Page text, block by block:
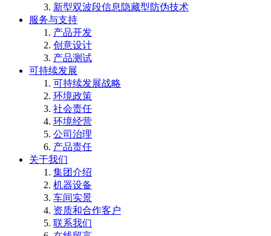
新型双波段信息隐藏型防伪技术
服务与支持
产品开发
创意设计
产品测试
可持续发展
可持续发展战略
环境政策
社会责任
环境经营
公司治理
产品责任
关于我们
集团介绍
机器设备
车间实景
资质和合作客户
联系我们